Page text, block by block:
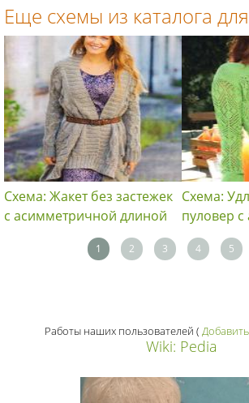
Еще схемы из каталога
Схема: Жакет без застежек
с асимметричной длиной
Схема:
пуловер
1 2 3 4 5
Работы наших пользователей (
Wiki: Pedia